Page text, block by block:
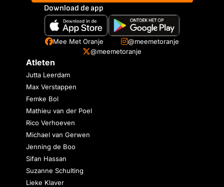
Download de app
Mee Met Oranje
@meemetoranje
@meemetoranje
Atleten
Jutta Leerdam
Max Verstappen
Femke Bol
Mathieu van der Poel
Rico Verhoeven
Michael van Gerwen
Jenning de Boo
Sifan Hassan
Suzanne Schulting
Lieke Klaver